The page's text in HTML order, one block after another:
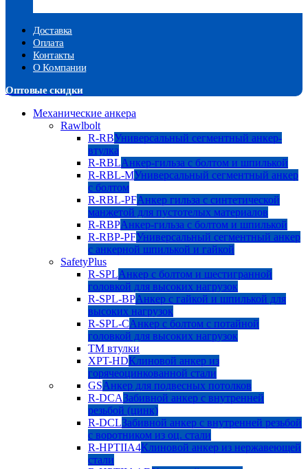
Доставка
Оплата
Контакты
О Компании
Оптовые скидки
Механические анкера
Rawlbolt
R-RBУниверсальный сегментный анкер-
втулка
R-RBLАнкер-гильза с болтом и шпилькой
R-RBL-MУниверсальный сегментный анкер
с болтом
R-RBL-PFАнкер гильза с синтетической
манжетой для пустотелых материалов
R-RBPАнкер-гильза с болтом и шпилькой
R-RBP-PFУниверсальный сегментный анкер
с анкерной шпилькой и гайкой
SafetyPlus
R-SPLАнкер с болтом и шестигранной
головкой для высоких нагрузок
R-SPL-BPАнкер с гайкой и шпилькой для
высоких нагрузок
R-SPL-CАнкер с болтом с потайной
головкой для высоких нагрузок
TM втулки
XPT-HDКлиновой анкер из
горячеоцинкованной стали
GSАнкер для подвесных потолков
R-DCAЗабивной анкер с внутренней
резьбой (цинк)
R-DCLЗабивной анкер с внутренней резьбой
с воротником из оц. стали
R-HPTIIA4Клиновой анкер из нержавеющей
стали